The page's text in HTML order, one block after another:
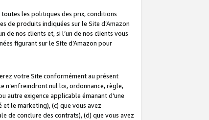
les politiques des prix, conditions
de produits indiquées sur le Site d’Amazon
nos clients et, si l’un de nos clients vous
figurant sur le Site d’Amazon pour
votre Site conformément au présent
n’enfreindront nul loi, ordonnance, règle,
autre exigence applicable émanant d’une
le marketing), (c) que vous avez
de conclure des contrats), (d) que vous avez